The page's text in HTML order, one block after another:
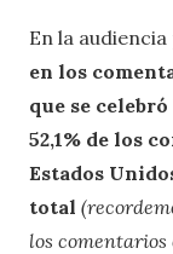
En la
en los
que se
52,1% de los
Estados
total
los